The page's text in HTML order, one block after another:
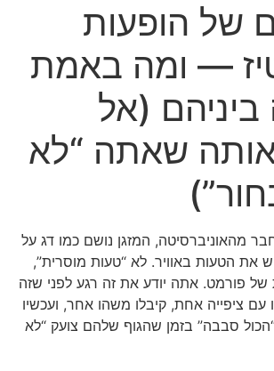
של הופעות
— ומה באמת
(אל
שאתה “לא
מהאוניברסיטה, המזגן נושם כמו דג על
את הטעות באוויר. לא “טעות מוסרית”,
פורמט. אתה יודע את זה רגע לפני שזה
ציפייה אחת, קיבלו משהו אחר, ועכשיו
סבבה” בזמן שהגוף שלהם צועק “לא